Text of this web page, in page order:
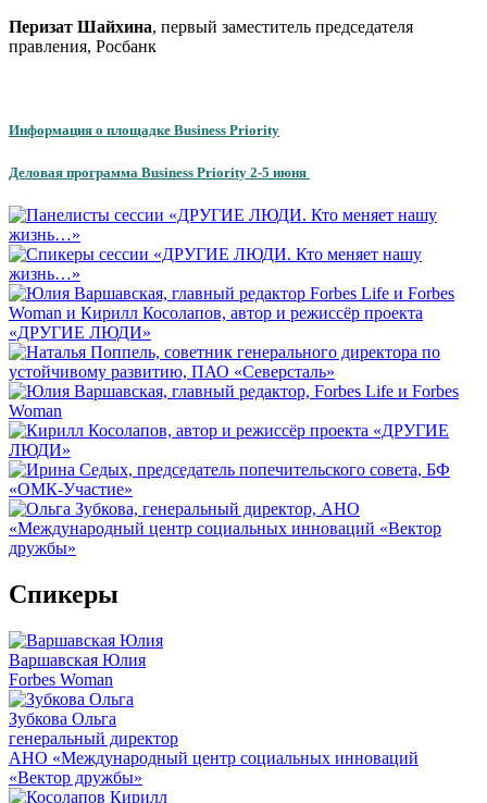
Перизат Шайхина, первый заместитель председателя
правления, Росбанк
Информация о площадке Business Priority
Деловая программа Business Priority 2-5 июня
Спикеры
Варшавская Юлия
Forbes Woman
Зубкова Ольга
генеральный директор
АНО «Международный центр социальных инноваций
«Вектор дружбы»